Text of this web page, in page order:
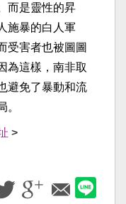
而是靈性的昇
施暴的白人軍
受害者也被圖圖
為這樣，南非取
避免了暴動和流
。
>